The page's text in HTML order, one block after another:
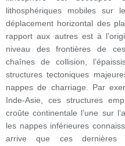
lithosphériques mobiles sur
déplacement horizontal des
rapport aux autres est à
niveau des frontières de
chaînes de collision,
structures tectoniques
nappes de charriage. Par
Inde-Asie, ces structures
croûte continentale l’une sur
les nappes inférieures
arrive que ces dernières